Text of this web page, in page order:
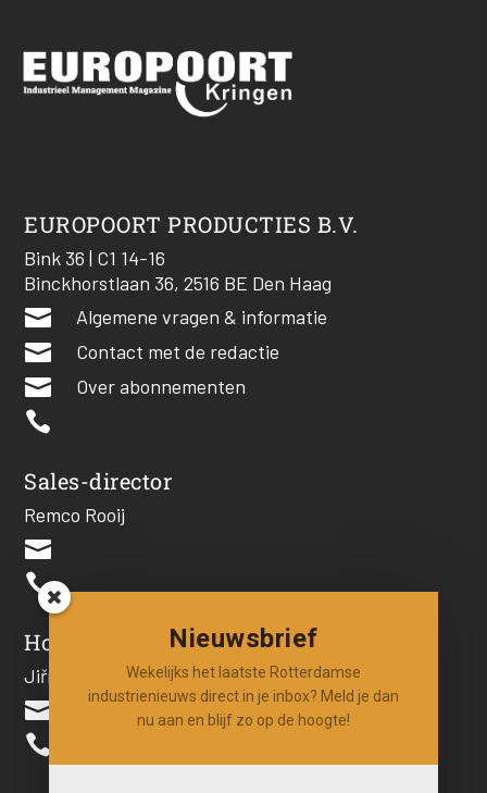
EUROPOORT PRODUCTIES B.V.
Bink 36 | C1 14-16
Binckhorstlaan 36, 2516 BE Den Haag
 Algemene vragen & informatie
 Contact met de redactie
 Over abonnementen

Sales-director
Remco Rooij


Hoofdredacteur
Jiří Hartog


Nieuwsbrief
Wekelijks het laatste Rotterdamse
industrienieuws direct in je inbox? Meld je dan
nu aan en blijf zo op de hoogte!